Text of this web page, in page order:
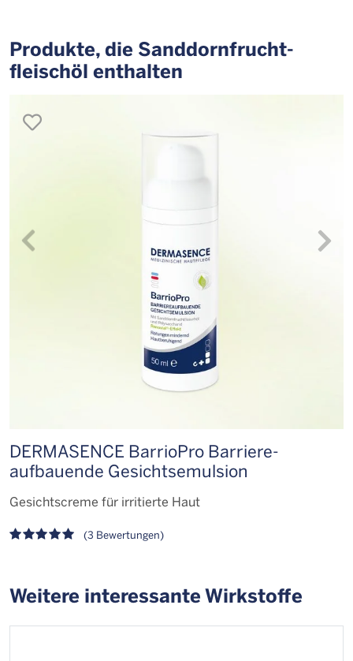
Produkte, die Sand­dorn­frucht­
fleisch­öl enthalten
merken
DERMASENCE BarrioPro Barriere­
aufbauende Gesichts­emulsion
Gesichtscreme für irritierte Haut
(3 Bewertungen)
Weitere interessante Wirkstoffe